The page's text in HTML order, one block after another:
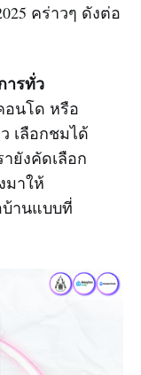
คร่าวๆ ดังต่อ
ารทั่ว
อนโด หรือ
เลือกชมได้
ยังคัดเลือก
มาให้
บ้านแบบที่